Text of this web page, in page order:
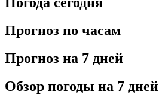
Прогноз по часам
Прогноз на 7 дней
Обзор погоды на 7 дней